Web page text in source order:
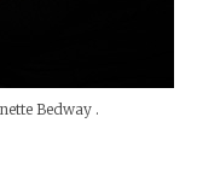
Bedway .